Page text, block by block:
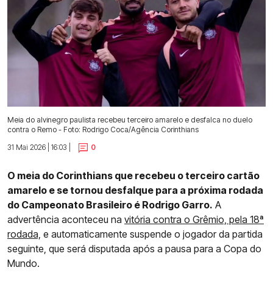
Meia do alvinegro paulista recebeu terceiro amarelo e desfalca no duelo
contra o Remo - Foto: Rodrigo Coca/Agência Corinthians
31 Mai 2026 | 16:03 |
0
O meia do Corinthians que recebeu o terceiro cartão
amarelo e se tornou desfalque para a próxima rodada
do Campeonato Brasileiro é Rodrigo Garro. A
advertência aconteceu na vitória contra o Grêmio, pela 18ª
rodada, e automaticamente suspende o jogador da partida
seguinte, que será disputada após a pausa para a Copa do
Mundo.